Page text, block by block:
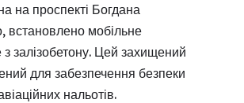
на проспекті Богдана
встановлено мобільне
залізобетону. Цей захищений
для забезпечення безпеки
нальотів.